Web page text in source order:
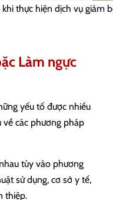
thực hiện dịch vụ
Làm ngực
yếu tố được nhiều
về các phương pháp
tùy vào phương
sử dụng, cơ sở y tế,
thiệp.